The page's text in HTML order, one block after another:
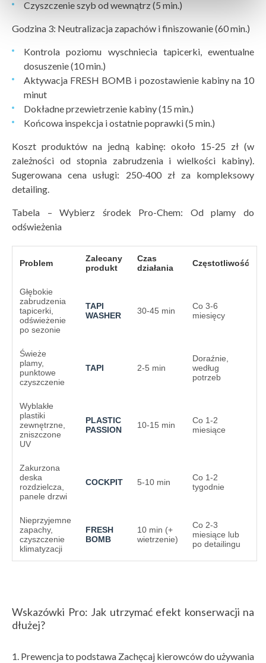
Czyszczenie szyb od wewnątrz (5 min.)
Godzina 3: Neutralizacja zapachów i finiszowanie (60 min.)
Kontrola poziomu wyschniecia tapicerki, ewentualne
dosuszenie (10 min.)
Aktywacja FRESH BOMB i pozostawienie kabiny na 10
minut
Dokładne przewietrzenie kabiny (15 min.)
Końcowa inspekcja i ostatnie poprawki (5 min.)
Koszt produktów na jedną kabinę: około 15-25 zł (w
zależności od stopnia zabrudzenia i wielkości kabiny).
Sugerowana cena usługi: 250-400 zł za kompleksowy
detailing.
Tabela – Wybierz środek Pro-Chem: Od plamy do
odświeżenia
Problem
Zalecany
produkt
Czas
działania
Częstotliwość
Głębokie
zabrudzenia
tapicerki,
odświeżenie
po sezonie
TAPI
WASHER
30-45 min
Co 3-6
miesięcy
Świeże
plamy,
punktowe
czyszczenie
TAPI 2-5 min
Doraźnie,
według
potrzeb
Wyblakłe
plastiki
zewnętrzne,
zniszczone
UV
PLASTIC
PASSION
10-15 min
Co 1-2
miesiące
Zakurzona
deska
rozdzielcza,
panele drzwi
COCKPIT 5-10 min
Co 1-2
tygodnie
Nieprzyjemne
zapachy,
czyszczenie
klimatyzacji
FRESH
BOMB
10 min (+
wietrzenie)
Co 2-3
miesiące lub
po detailingu
Wskazówki Pro: Jak utrzymać efekt konserwacji na
dłużej?
1. Prewencja to podstawa Zachęcaj kierowców do używania